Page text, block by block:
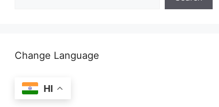
Change Language
HI